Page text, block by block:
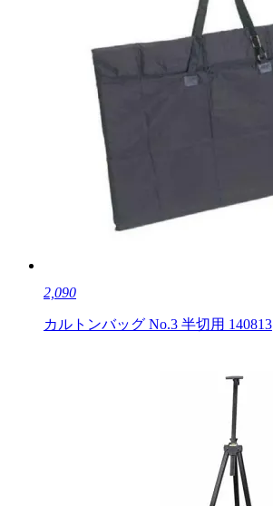
2,090
カルトンバッグ No.3 半切用 140813